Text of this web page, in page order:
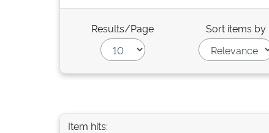
Results/Page Sort items by
Item hits: